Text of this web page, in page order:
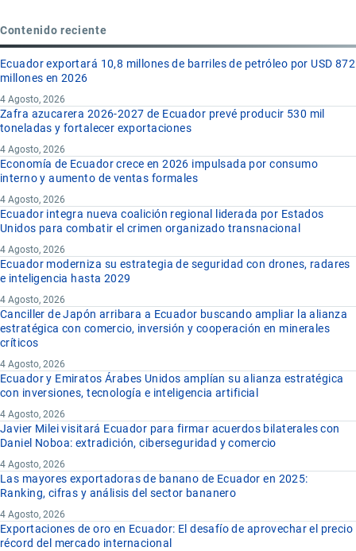
Contenido reciente
Ecuador exportará 10,8 millones de barriles de petróleo por USD 872
millones en 2026
4 Agosto, 2026
Zafra azucarera 2026-2027 de Ecuador prevé producir 530 mil
toneladas y fortalecer exportaciones
4 Agosto, 2026
Economía de Ecuador crece en 2026 impulsada por consumo
interno y aumento de ventas formales
4 Agosto, 2026
Ecuador integra nueva coalición regional liderada por Estados
Unidos para combatir el crimen organizado transnacional
4 Agosto, 2026
Ecuador moderniza su estrategia de seguridad con drones, radares
e inteligencia hasta 2029
4 Agosto, 2026
Canciller de Japón arribara a Ecuador buscando ampliar la alianza
estratégica con comercio, inversión y cooperación en minerales
críticos
4 Agosto, 2026
Ecuador y Emiratos Árabes Unidos amplían su alianza estratégica
con inversiones, tecnología e inteligencia artificial
4 Agosto, 2026
Javier Milei visitará Ecuador para firmar acuerdos bilaterales con
Daniel Noboa: extradición, ciberseguridad y comercio
4 Agosto, 2026
Las mayores exportadoras de banano de Ecuador en 2025:
Ranking, cifras y análisis del sector bananero
4 Agosto, 2026
Exportaciones de oro en Ecuador: El desafío de aprovechar el precio
récord del mercado internacional